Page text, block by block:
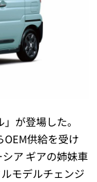
が登場した。
OEM供給を受け
ア ギアの姉妹車
モデルチェンジ